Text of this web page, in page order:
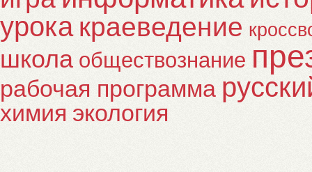
урока краеведение
школа обществознание
рабочая программа
химия экология